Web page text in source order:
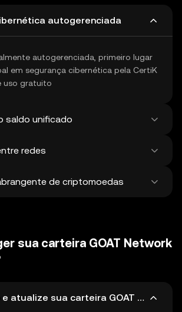
autogerenciada
autogerenciada, primeiro lugar
em segurança cibernética pela CertiK
uso gratuito
saldo unificado
redes
swaps e pontes entre ativos em
de criptomoedas
de 120.000 novas moedas
semanalmente.
sua carteira GOAT Network
atualize sua carteira GOAT Network